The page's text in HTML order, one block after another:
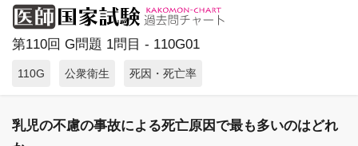
第110回 G問題 1問目 - 110G01
110G 公衆衛生 死因・死亡率
乳児の不慮の事故による死亡原因で最も多いのはどれ